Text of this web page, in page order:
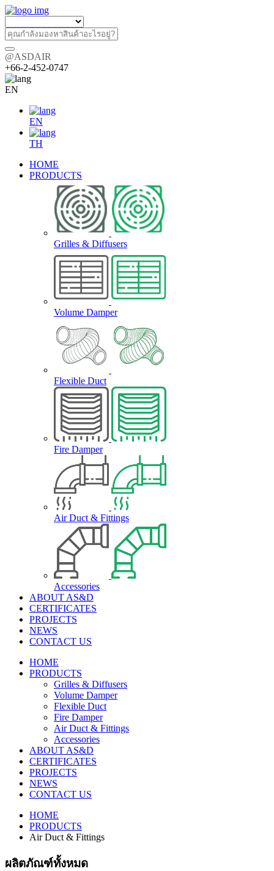
@ASDAIR
+66-2-452-0747
EN
EN
TH
HOME
PRODUCTS
Grilles & Diffusers
Volume Damper
Flexible Duct
Fire Damper
Air Duct & Fittings
Accessories
ABOUT AS&D
CERTIFICATES
PROJECTS
NEWS
CONTACT US
HOME
PRODUCTS
Grilles & Diffusers
Volume Damper
Flexible Duct
Fire Damper
Air Duct & Fittings
Accessories
ABOUT AS&D
CERTIFICATES
PROJECTS
NEWS
CONTACT US
HOME
PRODUCTS
Air Duct & Fittings
ผลิตภัณฑ์ทั้งหมด